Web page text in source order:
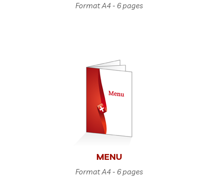
Format A4 - 6 pages
MENU
Format A4 - 6 pages